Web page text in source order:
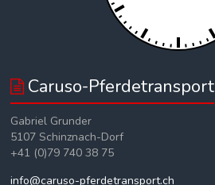
Caruso-Pferdetransport
Gabriel Grunder
5107 Schinznach-Dorf
+41 (0)79 740 38 75
info@caruso-pferdetransport.ch